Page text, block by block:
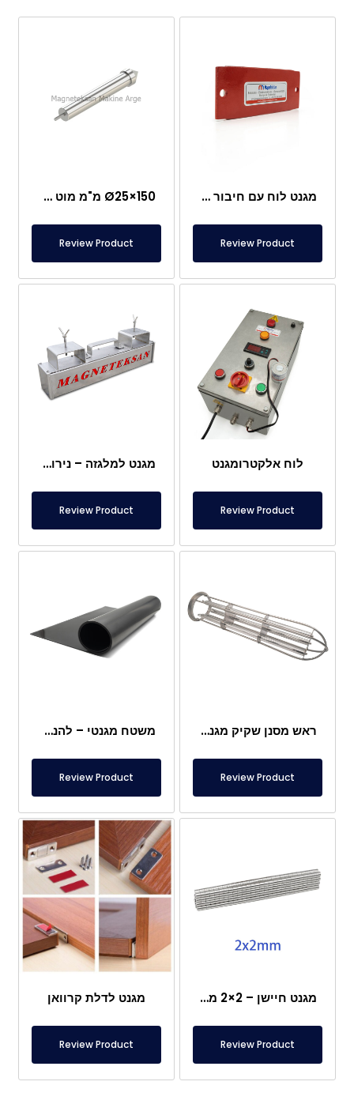
מגנט לוח עם חיבור מיוחד מניאודימיום
Review Product
Ø25×150 מ"מ מוט מגנטי עם בורג מוט – ראש בצורת קליע
Review Product
לוח אלקטרומגנט
Review Product
מגנט למלגזה – נירוסטה מלאה – מרחק אפקטיבי 10 ס"מ – שחרור קל עם ידית
Review Product
ראש מסנן שקיק מגנטי
Review Product
משטח מגנטי – להנחה מתחת לרגליים – בטוח למזון
Review Product
מגנט חיישן – 2×2 מ"מ
Review Product
מגנט לדלת קרוואן
Review Product